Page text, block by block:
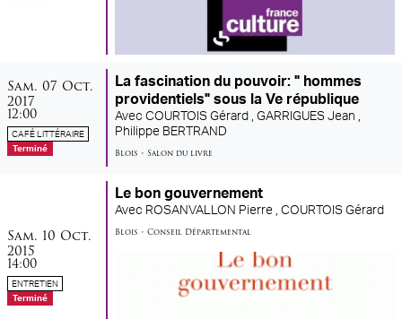
samedi
Sam. 07 octobre
Oct.
2017
12:00
CAFÉ LITTÉRAIRE
Terminé
La fascination du pouvoir: " hommes
providentiels" sous la Ve république
Avec COURTOIS Gérard , GARRIGUES Jean ,
Philippe BERTRAND
Blois • Salon du livre
samedi
Sam. 10 octobre
Oct.
2015
14:00
ENTRETIEN
Terminé
Le bon gouvernement
Avec ROSANVALLON Pierre , COURTOIS Gérard
Blois • Conseil Départemental